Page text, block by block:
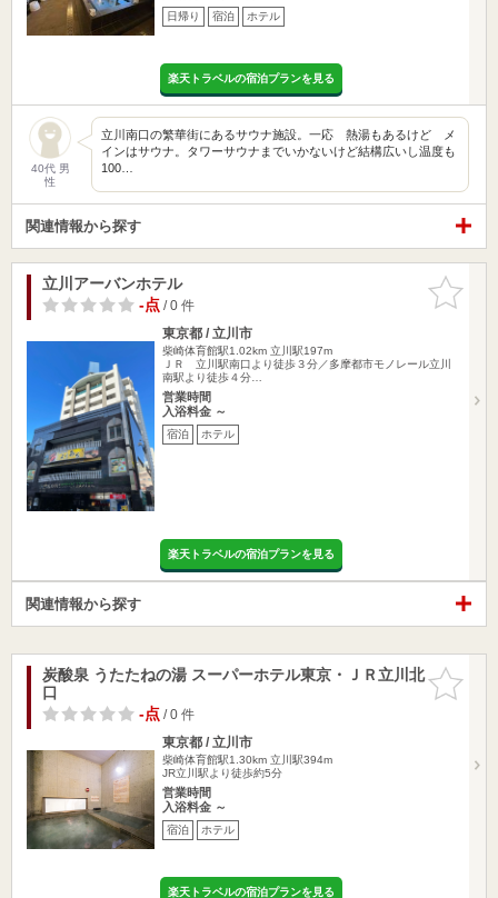
日帰り 宿泊 ホテル
楽天トラベルの宿泊プランを見る
40代 男
性
立川南口の繁華街にあるサウナ施設。一応 熱湯もあるけど メ
インはサウナ。タワーサウナまでいかないけど結構広いし温度も
100…
関連情報から探す
お気に入
りに追加
立川アーバンホテル
-点/ 0 件
東京都 / 立川市
柴崎体育館駅1.02km 立川駅197m
ＪＲ 立川駅南口より徒歩３分／多摩都市モノレール立川
南駅より徒歩４分…
営業時間
入浴料金 ～
宿泊 ホテル
楽天トラベルの宿泊プランを見る
関連情報から探す
お気に入
りに追加
炭酸泉 うたたねの湯 スーパーホテル東京・ＪＲ立川北
口
-点/ 0 件
東京都 / 立川市
柴崎体育館駅1.30km 立川駅394m
JR立川駅より徒歩約5分
営業時間
入浴料金 ～
宿泊 ホテル
楽天トラベルの宿泊プランを見る